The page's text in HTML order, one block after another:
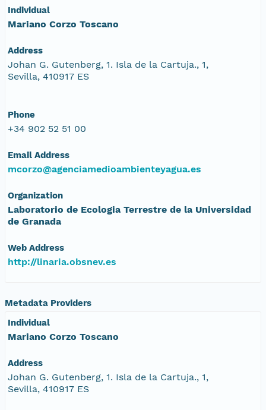
Individual
Mariano Corzo Toscano
Address
Johan G. Gutenberg, 1. Isla de la Cartuja., 1,
Sevilla, 410917 ES
Phone
+34 902 52 51 00
Email Address
mcorzo@agenciamedioambienteyagua.es
Organization
Laboratorio de Ecologia Terrestre de la Universidad
de Granada
Web Address
http://linaria.obsnev.es
Metadata Providers
Individual
Mariano Corzo Toscano
Address
Johan G. Gutenberg, 1. Isla de la Cartuja., 1,
Sevilla, 410917 ES